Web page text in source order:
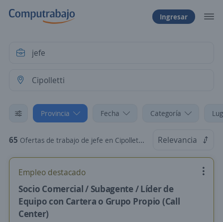
Ingresar
Provincia Fecha Categoría
65 Ofertas de trabajo de jefe en Cipolletti, Neuquén Relevancia
Empleo destacado
Socio Comercial / Subagente / Líder de
Equipo con Cartera o Grupo Propio (Call
Center)